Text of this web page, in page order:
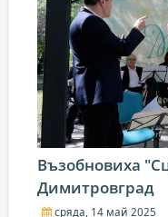
Възобновиха
Димитровград
сряда, 14 май 2025